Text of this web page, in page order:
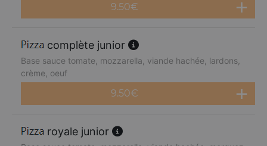
9.50€
complète junior
Base sauce tomate, mozzarella, viande hachée, lardons,
crème, oeuf
9.50€
royale junior